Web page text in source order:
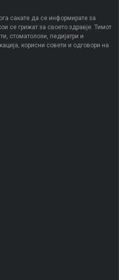
сакате да се информирате за
се грижат за своето здравје. Тимот
стоматолози, педијатри и
корисни совети и одговори на